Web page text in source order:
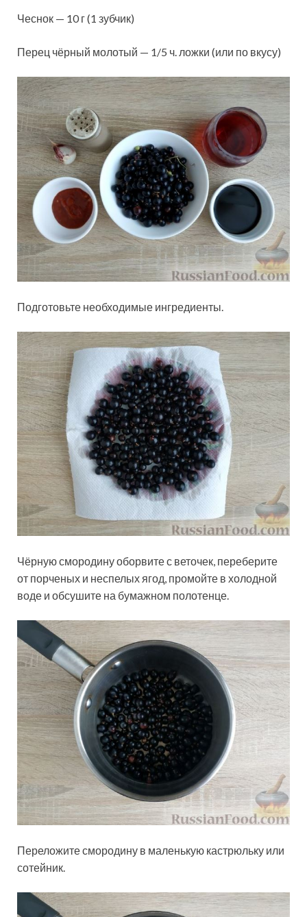
Чеснок — 10 г (1 зубчик)
Перец чёрный молотый — 1/5 ч. ложки (или по вкусу)
Подготовьте необходимые ингредиенты.
Чёрную смородину оборвите с веточек, переберите
от порченых и неспелых ягод, промойте в холодной
воде и обсушите на бумажном полотенце.
Переложите смородину в маленькую кастрюльку или
сотейник.